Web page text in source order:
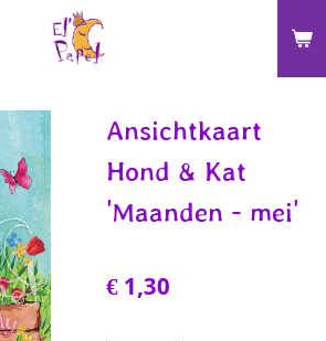
Ansichtkaart
Hond & Kat
'Maanden - mei'
€ 1,30